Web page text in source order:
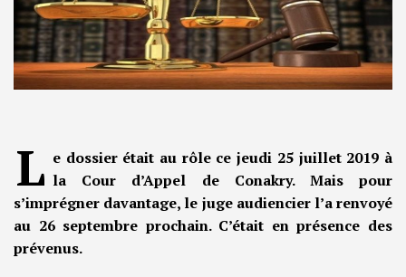
L e dossier était au rôle ce jeudi 25 juillet 2019 à
la Cour d’Appel de Conakry. Mais pour
s’imprégner davantage, le juge audiencier l’a renvoyé
au 26 septembre prochain. C’était en présence des
prévenus.